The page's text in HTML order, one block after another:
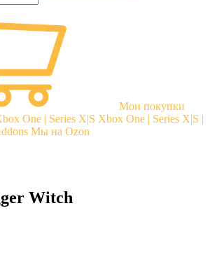
Мои покупки
One | Series X|S Xbox One | Series X|S |
Мы на Ozon
Witch